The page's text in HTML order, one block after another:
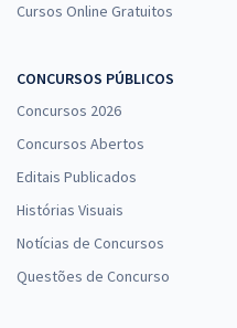
Cursos Online Gratuitos
CONCURSOS PÚBLICOS
Concursos 2026
Concursos Abertos
Editais Publicados
Histórias Visuais
Notícias de Concursos
Questões de Concurso